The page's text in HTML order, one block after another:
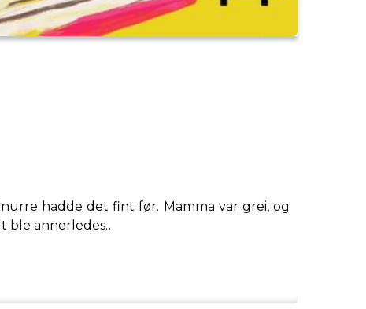
hadde det fint før. Mamma var grei, og
ble annerledes…